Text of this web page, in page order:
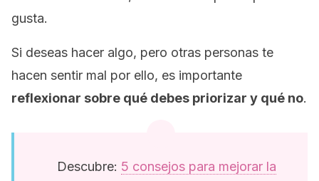
gusta.
Si deseas hacer algo, pero otras personas te
hacen sentir mal por ello, es importante
reflexionar sobre qué debes priorizar y qué no.
Descubre: 5 consejos para mejorar la